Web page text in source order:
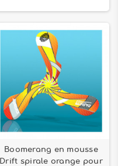
Boomerang en mousse
Drift spirale orange pour